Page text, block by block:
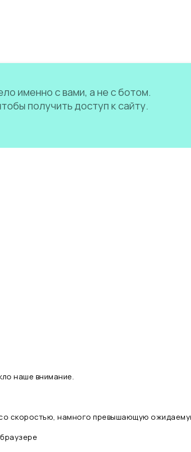
именно с вами, а не с ботом.
получить доступ к сайту.
наше внимание.
скоростью, намного превышающую